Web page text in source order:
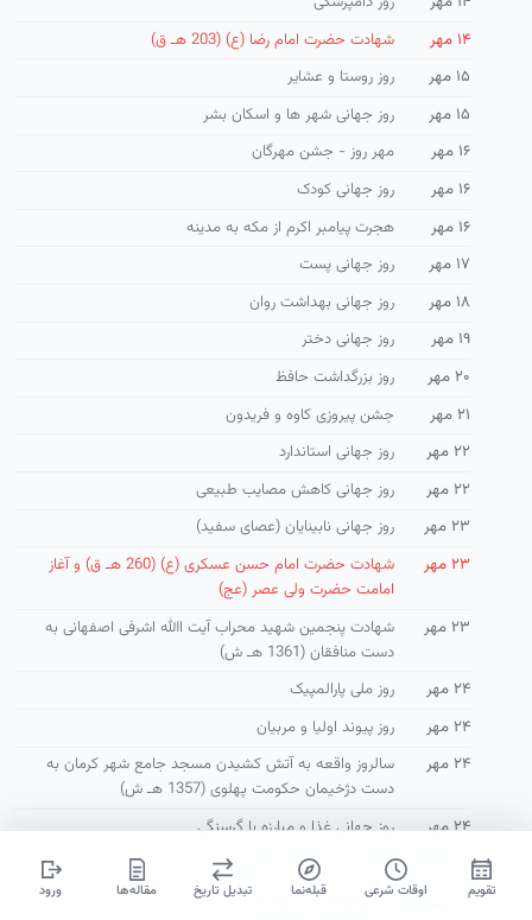
تقویم اوقات شرعی قبله‌نما تبدیل تاریخ مقاله‌ها ورود
۱۴ مهر
شهادت حضرت امام رضا (ع) (203 هـ ق)
۱۵ مهر
روز روستا و عشایر
۱۵ مهر
روز جهانی شهر ها و اسكان بشر
۱۶ مهر
مهر روز - جشن مهرگان
۱۶ مهر
روز جهانی کودک
۱۶ مهر
هجرت پیامبر اکرم از مکه به مدینه
۱۷ مهر
روز جهانی پست
۱۸ مهر
روز جهانی بهداشت روان
۱۹ مهر
روز جهانی دختر
۲۰ مهر
روز بزرگداشت حافظ
۲۱ مهر
جشن پیروزی کاوه و فریدون
۲۲ مهر
روز جهانی استاندارد
۲۲ مهر
روز جهانی كاهش مصايب طبيعی
۲۳ مهر
روز جهانی نابینایان (عصای سفید)
۲۳ مهر
شهادت حضرت امام حسن عسكری (ع) (260 هـ ق) و آغاز
امامت حضرت ولی عصر (عج)
۲۳ مهر
شهادت پنجمین شهید محراب آیت االله اشرفی اصفهانی به
دست منافقان (1361 هـ ش)
۲۴ مهر
روز ملی پارالمپیک
۲۴ مهر
روز پیوند اولیا و مربیان
۲۴ مهر
سالروز واقعه به آتش كشیدن مسجد جامع شهر كرمان به
دست دژخیمان حكومت پهلوی (1357 هـ ش)
۲۴ مهر
روز جهانی غذا و مبارزه با گرسنگی
روز جهانی ریشه کنی فقر
۲۵ مهر
روز بزرگداشت سلمان فارسی